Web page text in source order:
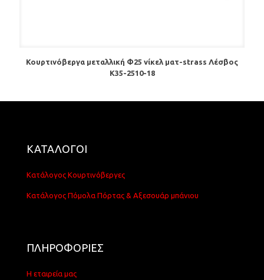
Κουρτινόβεργα μεταλλική Φ25 νίκελ ματ-strass Λέσβος
Κ35-2510-18
ΚΑΤΑΛΟΓΟΙ
Κατάλογος Κουρτινόβεργες
Κατάλογος Πόμολα Πόρτας & Αξεσουάρ μπάνιου
ΠΛΗΡΟΦΟΡΙΕΣ
Η εταιρεία μας